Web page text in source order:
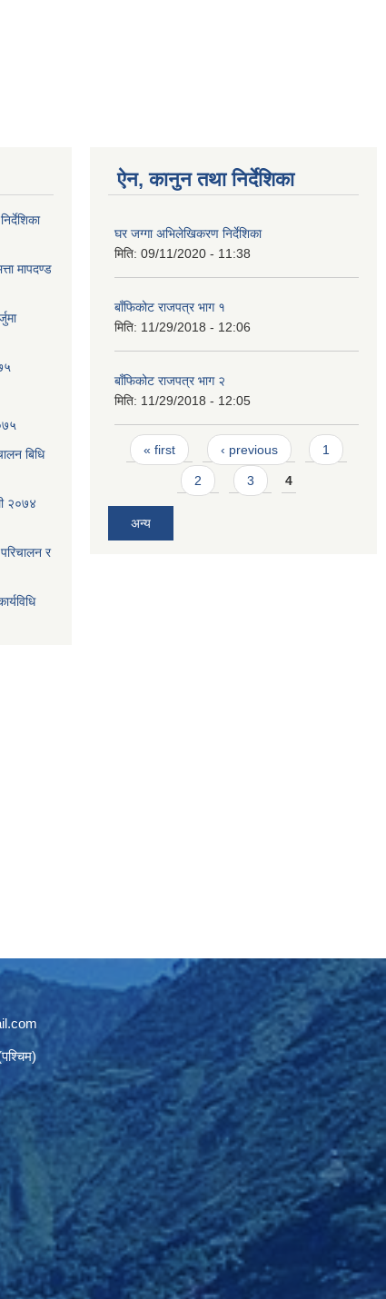
मापदण्ड
बिधि
२०७४
र
ऐन, कानुन तथा निर्देशिका
घर जग्गा अभिलेखिकरण निर्देशिका
मिति: 09/11/2020 - 11:38
बाँफिकोट राजपत्र भाग १
मिति: 11/29/2018 - 12:06
बाँफिकोट राजपत्र भाग २
मिति: 11/29/2018 - 12:05
Pages
« first ‹ previous 1
2 3 4
अन्य